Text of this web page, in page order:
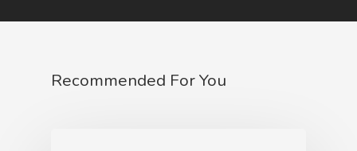
Recommended For You